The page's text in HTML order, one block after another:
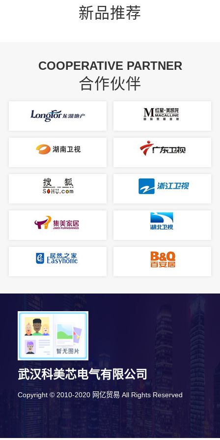
新品推荐
COOPERATIVE PARTNER
合作伙伴
武汉科美芯电气有限公司
Copyright © 2010-2020 网亿贸易 All Rights Reserved
1分钟前 王小姐 正在咨询